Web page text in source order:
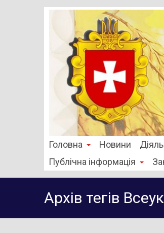
Головна Новини
Публічна інформація
Архів тегів